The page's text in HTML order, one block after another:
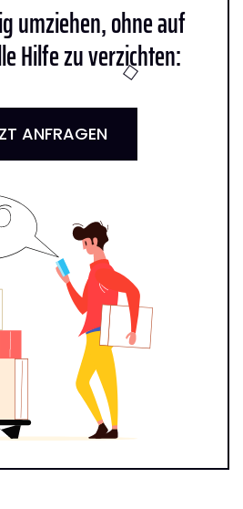
umziehen, ohne auf
Hilfe zu verzichten:
ANFRAGEN